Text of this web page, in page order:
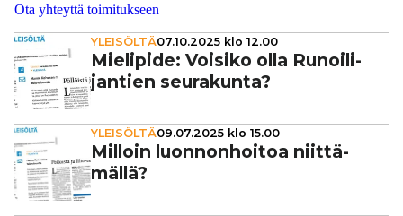
Ota yhteyttä toimitukseen
YLEISÖLTÄ07.10.2025 klo 12.00
Mielipide: Voisiko olla Runoi­li­
jan­tien seu­ra­kunta?
YLEISÖLTÄ09.07.2025 klo 15.00
Milloin luon­non­hoi­toa niit­tä­
mällä?